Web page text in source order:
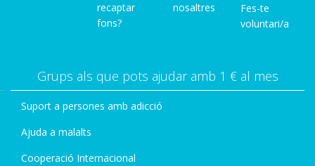
recaptar
fons?
nosaltres
Fes-te
voluntari/a
Grups als que pots ajudar amb 1 € al mes
Suport a persones amb adicció
Ajuda a malalts
Cooperació Internacional